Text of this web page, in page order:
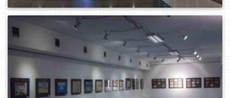
0 1321